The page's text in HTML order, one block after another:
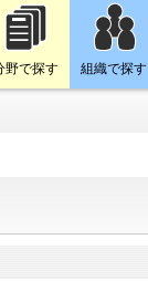
野で探す 組織で探す